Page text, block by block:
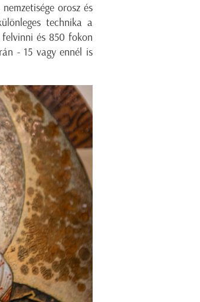
orosz és
technika a
és 850 fokon
- 15 vagy ennél is